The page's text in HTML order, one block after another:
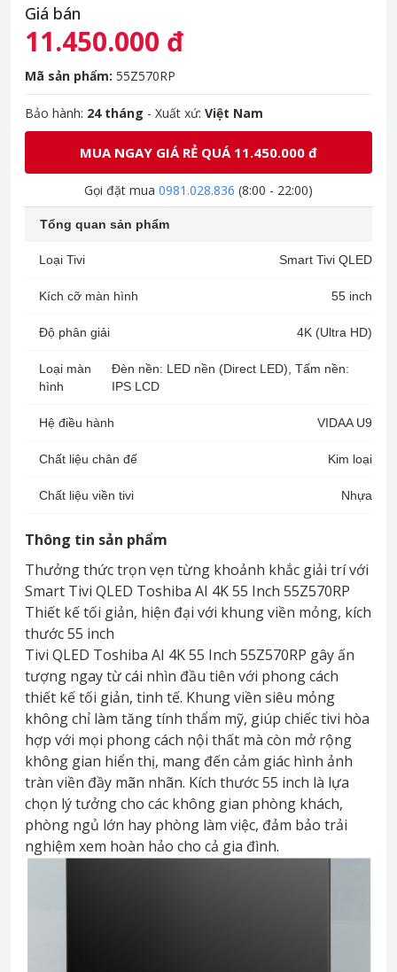
Giá bán
11.450.000 đ
Mã sản phẩm: 55Z570RP
Bảo hành: 24 tháng - Xuất xứ: Việt Nam
MUA NGAY GIÁ RẺ QUÁ 11.450.000 đ
Gọi đặt mua 0981.028.836 (8:00 - 22:00)
Tổng quan sản phẩm
Loại Tivi Smart Tivi QLED
Kích cỡ màn hình 55 inch
Độ phân giải 4K (Ultra HD)
Loại màn
hình
Đèn nền: LED nền (Direct LED), Tấm nền:
IPS LCD
Hệ điều hành VIDAA U9
Chất liệu chân đế Kim loại
Chất liệu viền tivi Nhựa
Thông tin sản phẩm
Thưởng thức trọn vẹn từng khoảnh khắc giải trí với
Smart Tivi QLED Toshiba AI 4K 55 Inch 55Z570RP
Thiết kế tối giản, hiện đại với khung viền mỏng, kích
thước 55 inch
Tivi QLED Toshiba AI 4K 55 Inch 55Z570RP gây ấn
tượng ngay từ cái nhìn đầu tiên với phong cách
thiết kế tối giản, tinh tế. Khung viền siêu mỏng
không chỉ làm tăng tính thẩm mỹ, giúp chiếc tivi hòa
hợp với mọi phong cách nội thất mà còn mở rộng
không gian hiển thị, mang đến cảm giác hình ảnh
tràn viền đầy mãn nhãn. Kích thước 55 inch là lựa
chọn lý tưởng cho các không gian phòng khách,
phòng ngủ lớn hay phòng làm việc, đảm bảo trải
nghiệm xem hoàn hảo cho cả gia đình.